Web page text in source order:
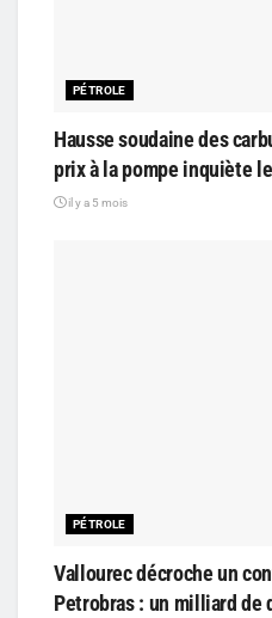
PÉTROLE
Hausse soudaine des
prix à la pompe inquiète
il y a 5 mois
PÉTROLE
Vallourec décroche un
Petrobras : un milliard de